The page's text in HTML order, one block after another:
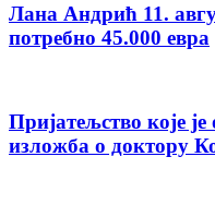
Лана Андрић 11.
потребно 45.000 евра
Пријатељство које
изложба о доктору